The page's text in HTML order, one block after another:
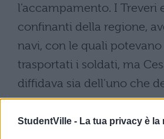
StudentVille - La tua privacy è
l'accampamento. I Treveri
confinanti della regione,
navi, con le quali potevano
trasportati i soldati, ma
diffidava sia dell'uno che
decide di unire le rive del
ponte. Ordinò che subito